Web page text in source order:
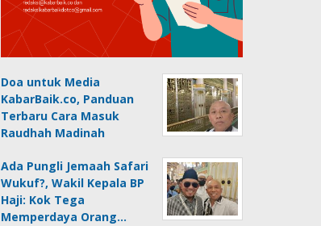
Doa untuk Media
KabarBaik.co, Panduan
Terbaru Cara Masuk
Raudhah Madinah
Ada Pungli Jemaah Safari
Wukuf?, Wakil Kepala BP
Haji: Kok Tega
Memperdaya Orang…